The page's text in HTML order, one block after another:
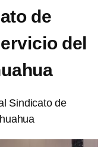
de
del
Sindicato de